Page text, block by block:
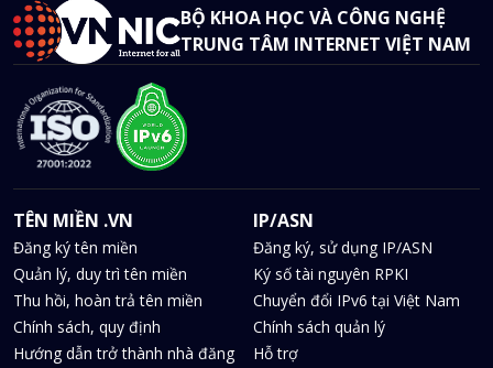
BỘ KHOA HỌC VÀ CÔNG NGHỆ
TRUNG TÂM INTERNET VIỆT NAM
TÊN MIỀN .VN
Đăng ký tên miền
Quản lý, duy trì tên miền
Thu hồi, hoàn trả tên miền
Chính sách, quy định
Hướng dẫn trở thành nhà đăng
IP/ASN
Đăng ký, sử dụng IP/ASN
Ký số tài nguyên RPKI
Chuyển đổi IPv6 tại Việt Nam
Chính sách quản lý
Hỗ trợ